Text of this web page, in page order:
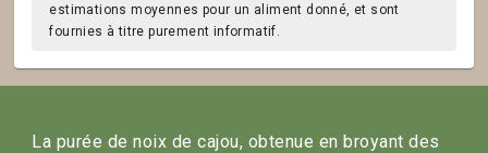
estimations moyennes pour un aliment donné, et sont
fournies à titre purement informatif.
La purée de noix de cajou, obtenue en broyant des